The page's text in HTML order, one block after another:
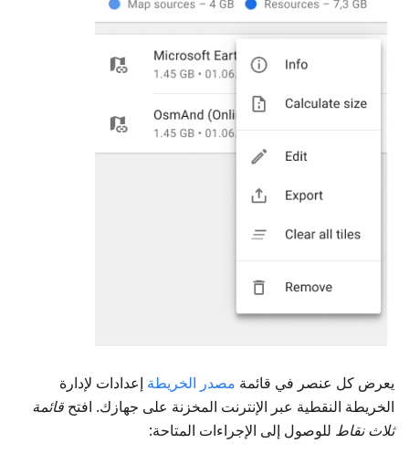
يعرض كل عنصر في قائمة مصدر الخريطة إعدادات لإدارة
الخريطة النقطية عبر الإنترنت المخزنة على جهازك. افتح قائمة
ثلاث نقاط للوصول إلى الإجراءات المتاحة: